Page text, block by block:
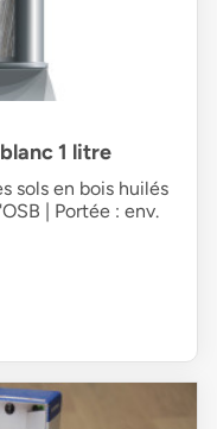
1 litre
sols en bois huilés
| Portée : env.